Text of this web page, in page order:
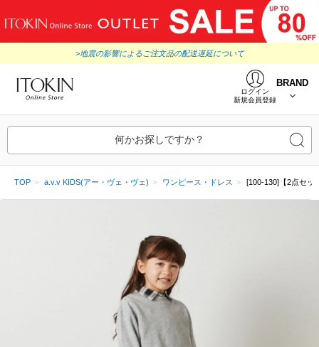
>地震の影響によるご注文品の配送遅延について
ログイン
新規会員登録
BRAND
何かお探しですか？
TOP a.v.v KIDS(アー・ヴェ・ヴェ) ワンピース・ドレス [100-130]【2点セッ